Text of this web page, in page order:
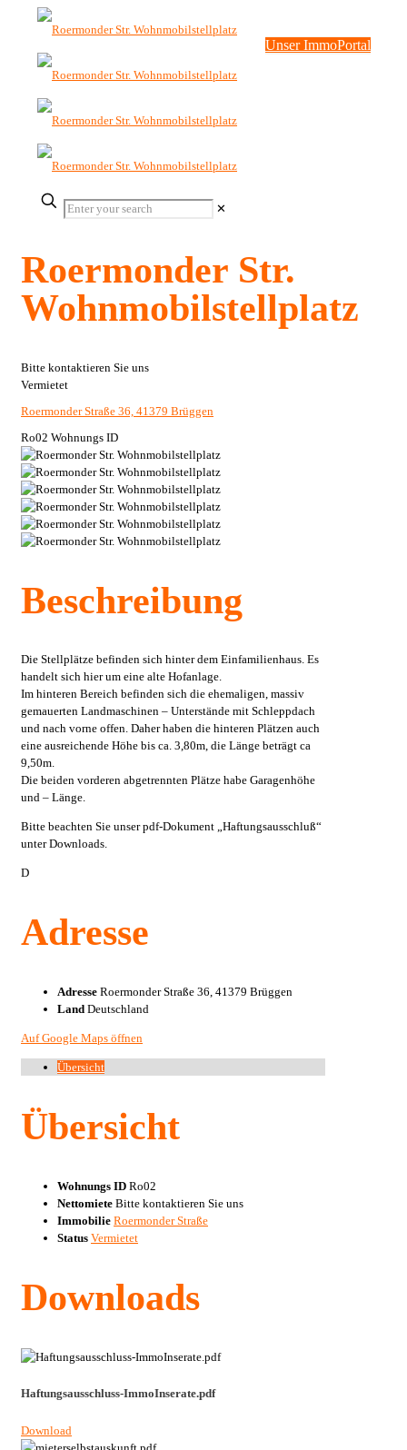
Unser ImmoPortal
✕
Roermonder Str.
Wohnmobilstellplatz
Bitte kontaktieren Sie uns
Vermietet
Roermonder Straße 36, 41379 Brüggen
Ro02 Wohnungs ID
Beschreibung
Die Stellplätze befinden sich hinter dem Einfamilienhaus. Es
handelt sich hier um eine alte Hofanlage.
Im hinteren Bereich befinden sich die ehemaligen, massiv
gemauerten Landmaschinen – Unterstände mit Schleppdach
und nach vorne offen. Daher haben die hinteren Plätzen auch
eine ausreichende Höhe bis ca. 3,80m, die Länge beträgt ca
9,50m.
Die beiden vorderen abgetrennten Plätze habe Garagenhöhe
und – Länge.
Bitte beachten Sie unser pdf-Dokument „Haftungsausschluß“
unter Downloads.
D
Adresse
Adresse Roermonder Straße 36, 41379 Brüggen
Land Deutschland
Auf Google Maps öffnen
Übersicht
Übersicht
Wohnungs ID Ro02
Nettomiete Bitte kontaktieren Sie uns
Immobilie Roermonder Straße
Status Vermietet
Downloads
Haftungsausschluss-ImmoInserate.pdf
Download